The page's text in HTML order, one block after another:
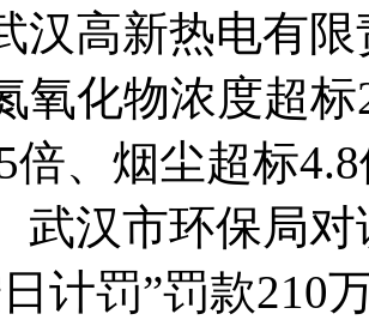
汉高新热电有
氧化物浓度超
倍、烟尘超标
武汉市环保局
计罚”罚款210